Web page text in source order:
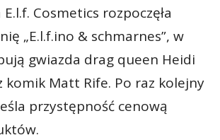
Cosmetics rozpoczęła
„E.l.f.ino & schmarnes”, w
gwiazda drag queen Heidi
komik Matt Rife. Po raz kolejny
przystępność cenową